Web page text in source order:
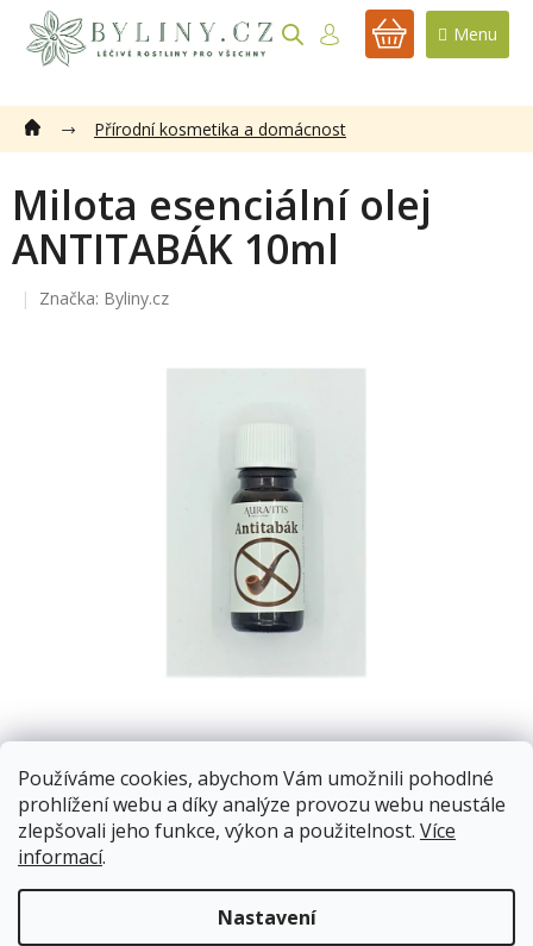
Používáme cookies, abychom Vám umožnili pohodlné
prohlížení webu a díky analýze provozu webu neustále
zlepšovali jeho funkce, výkon a použitelnost. Více
informací.
Nastavení
obsah
NÁKUPNÍ
Přírodní kosmetika a domácnost
Milota esenciální olej
ANTITABÁK 10ml
Značka: Byliny.cz
Skladem 11.8.2026
směs 100% přírodních esenciálních olejů.
59 Kč